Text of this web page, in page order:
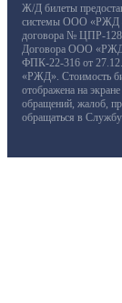
Ж/Д билеты
системы ООО «РЖД –
договора № ЦПР-
Договора ООО
ФПК-22-316 от
«РЖД». Стоимость
отображена на
обращений, жалоб,
обращаться в